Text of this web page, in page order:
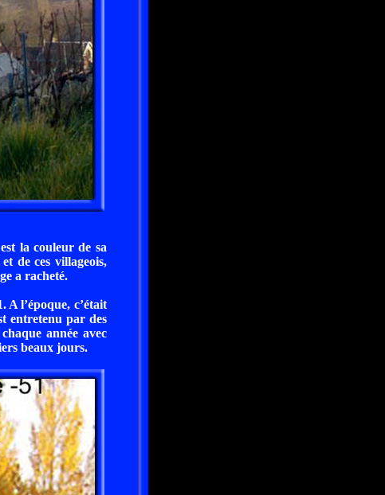
la couleur de sa
de ces villageois,
a racheté.
A l’époque, c’était
entretenu par des
année avec
beaux jours.